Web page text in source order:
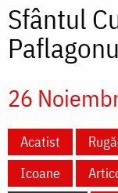
Sfântul
26
Acatist
Icoane